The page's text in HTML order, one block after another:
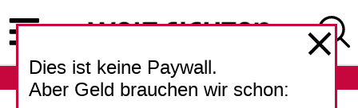
zum
Inhalt
ABO
Dies ist keine Paywall.
Aber Geld brauchen wir schon: